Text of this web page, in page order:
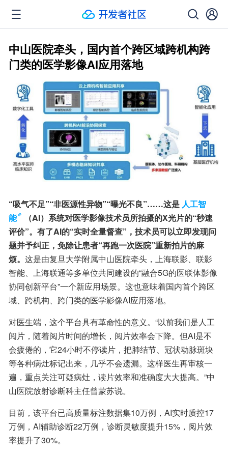
中山医院牵头，国内首个跨区域跨机构跨
门类的医学影像AI应用落地
“吸气不足”“非医源性异物”“曝光不良”……这是 人工智
能
（AI）系统对医学影像技术员所拍摄的X光片的“秒速
评价”。有了AI的“实时全量督查”，技术员可以立即发现问
题并予纠正，免除让患者“再跑一次医院”重新拍片的麻
烦。 这是由复旦大学附属中山医院牵头，上海联影、联影
智能、上海联通等多单位共同建设的“融合5G的医联体影像
协同创新平台”一个新应用场景。这也意味着国内首个跨区
域、跨机构、跨门类的医学影像AI应用落地。
对医生端，这个平台具有革命性的意义。“以前我们是人工
阅片，随着阅片时间的增长，阅片效率会下降。但AI是不
会疲倦的，它24小时不停读片，把肺结节、冠状动脉斑块
等各种病灶标记出来，几乎不会遗漏。这样医生再审核一
遍，重点关注可疑病灶，读片效率和准确度大大提高。”中
山医院放射诊断科主任曾蒙苏说。
目前，该平台已高质量标注数据集10万例，AI实时质控17
万例，AI辅助诊断22万例，诊断灵敏度提升15%，阅片效
率提升了30%。